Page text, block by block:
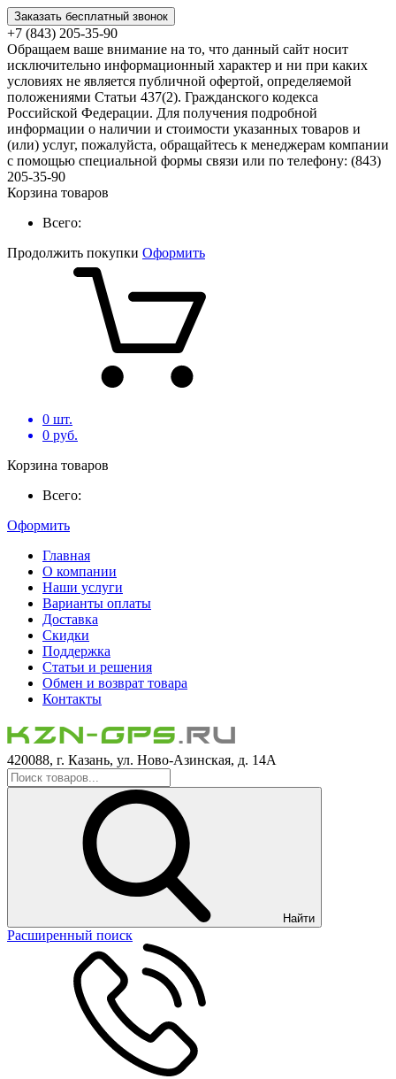
Заказать бесплатный звонок
+7 (843) 205-35-90
Обращаем ваше внимание на то, что данный сайт носит
исключительно информационный характер и ни при каких
условиях не является публичной офертой, определяемой
положениями Статьи 437(2). Гражданского кодекса
Российской Федерации. Для получения подробной
информации о наличии и стоимости указанных товаров и
(или) услуг, пожалуйста, обращайтесь к менеджерам компании
с помощью специальной формы связи или по телефону: (843)
205-35-90
Корзина товаров
Всего:
Продолжить покупки Оформить
0 шт.
0 руб.
Корзина товаров
Всего:
Оформить
Главная
О компании
Наши услуги
Варианты оплаты
Доставка
Скидки
Поддержка
Статьи и решения
Обмен и возврат товара
Контакты
420088, г. Казань, ул. Ново-Азинская, д. 14А
Найти
Расширенный поиск